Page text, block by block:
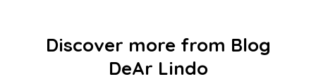
Discover more from Blog
DeAr Lindo